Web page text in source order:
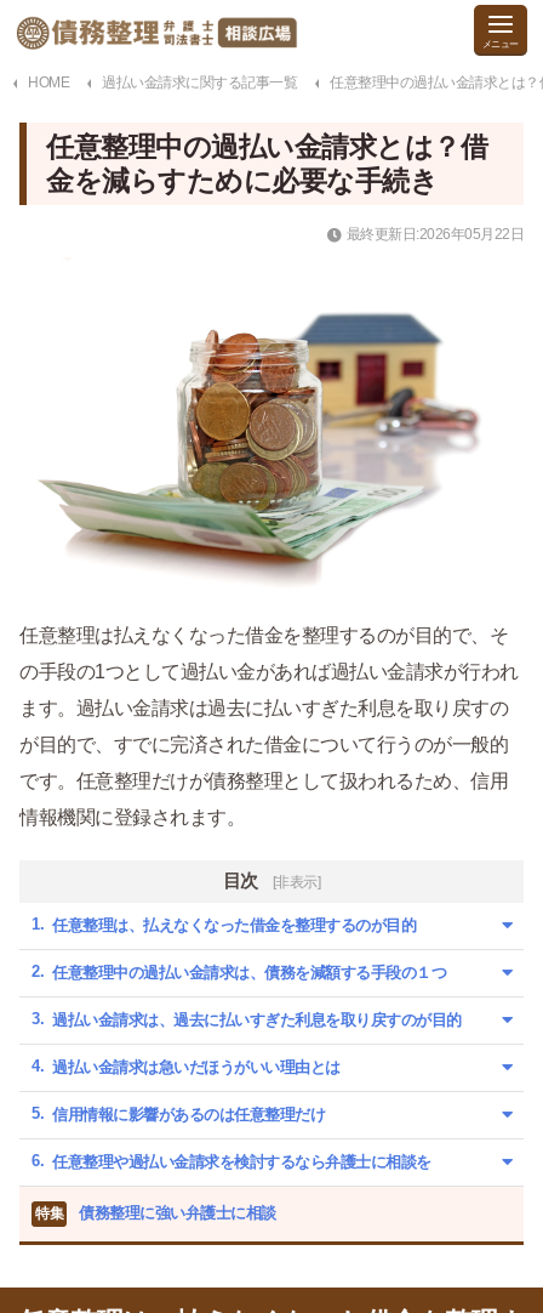
HOME 過払い金請求に関する記事一覧 任意整理中の過払い金請求とは
任意整理中の過払い金請求とは？借
金を減らすために必要な手続き
最終更新日:2026年05月22日
任意整理は払えなくなった借金を整理するのが目的で、そ
の手段の1つとして過払い金があれば過払い金請求が行われ
ます。過払い金請求は過去に払いすぎた利息を取り戻すの
が目的で、すでに完済された借金について行うのが一般的
です。任意整理だけが債務整理として扱われるため、信用
情報機関に登録されます。
目次 [非表示]
任意整理は、払えなくなった借金を整理するのが目的
任意整理中の過払い金請求は、債務を減額する手段の１つ
過払い金請求は、過去に払いすぎた利息を取り戻すのが目的
過払い金請求は急いだほうがいい理由とは
信用情報に影響があるのは任意整理だけ
任意整理や過払い金請求を検討するなら弁護士に相談を
特集 債務整理に強い弁護士に相談